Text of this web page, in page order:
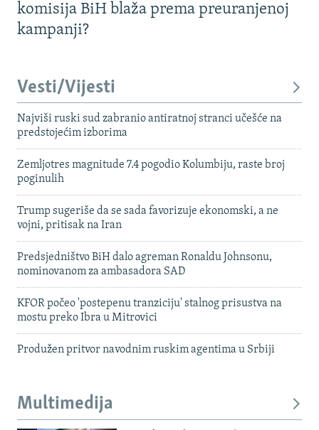
komisija BiH blaža prema preuranjenoj
kampanji?
Vesti/Vijesti
Najviši ruski sud zabranio antiratnoj stranci učešće na
predstojećim izborima
Zemljotres magnitude 7.4 pogodio Kolumbiju, raste broj
poginulih
Trump sugeriše da se sada favorizuje ekonomski, a ne
vojni, pritisak na Iran
Predsjedništvo BiH dalo agreman Ronaldu Johnsonu,
nominovanom za ambasadora SAD
KFOR počeo 'postepenu tranziciju' stalnog prisustva na
mostu preko Ibra u Mitrovici
Produžen pritvor navodnim ruskim agentima u Srbiji
Multimedija